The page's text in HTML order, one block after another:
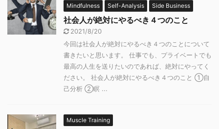
Mindfulness
Self-Analysis Side Business
社会人が絶対にやるべき４つのこと
2021/8/20
今回は社会人が絶対にやるべき４つのことについて
書きたいと思います。 仕事でも、プライベートでも
最高の人生を送りたいのであれば、絶対にやってく
ださい。 社会人が絶対にやるべき４つのこと ①自
己分析 ②瞑 ...
Muscle Training